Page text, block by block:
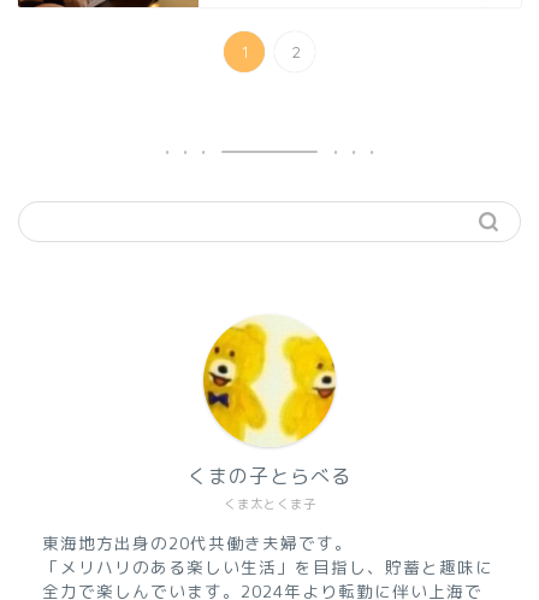
1 2
くま太とくま子
くまの子とらべる
東海地方出身の20代共働き夫婦です。
「メリハリのある楽しい生活」を目指し、貯蓄と趣味に
全力で楽しんでいます。2024年より転勤に伴い上海で